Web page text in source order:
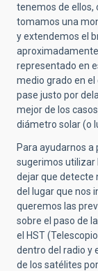
tenemos de ellos,
tomamos una
y extendemos el
representado en
medio grado en el
pase justo por
mejor de los
diámetro solar (o
Para ayudarnos
sugerimos utilizar
dejar que detecte
del lugar que nos
queremos las
sobre el paso de
el HST
dentro del radio y
de los satélites